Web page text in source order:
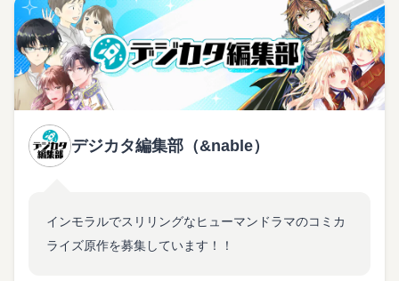
デジカタ編集部（&nable）
インモラルでスリリングなヒューマンドラマのコミカ
ライズ原作を募集しています！！